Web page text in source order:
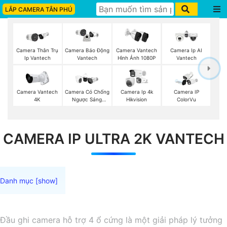
LẮP CAMERA TÂN PHÚ
Camera Thân Trụ
Ip Vantech
Camera Báo Động
Vantech
Camera Vantech
Hình Ảnh 1080P
Camera Ip AI
Vantech
Camera Vantech
4K
Camera Có Chống
Ngược Sáng
Camera Ip 4k
Hikvision
Camera IP
ColorVu
CAMERA IP ULTRA 2K VANTECH
Đầu ghi camera hỗ trợ 4 ổ cứng là một giải pháp lý tưởng